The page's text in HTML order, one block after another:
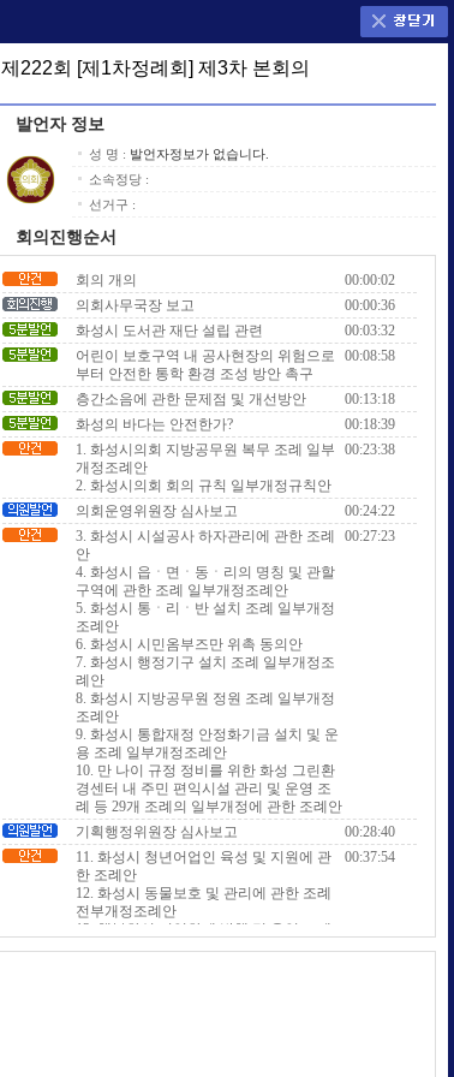
제222회 [제1차정례회] 제3차 본회의
발언자 정보
성 명 : 발언자정보가 없습니다.
소속정당 :
선거구 :
회의진행순서
회의 개의
00:00:02
의회사무국장 보고
00:00:36
화성시 도서관 재단 설립 관련
00:03:32
어린이 보호구역 내 공사현장의 위험으로
부터 안전한 통학 환경 조성 방안 촉구
00:08:58
층간소음에 관한 문제점 및 개선방안
00:13:18
화성의 바다는 안전한가?
00:18:39
1. 화성시의회 지방공무원 복무 조례 일부
개정조례안
2. 화성시의회 회의 규칙 일부개정규칙안
00:23:38
의회운영위원장 심사보고
00:24:22
3. 화성시 시설공사 하자관리에 관한 조례
안
4. 화성시 읍ㆍ면ㆍ동ㆍ리의 명칭 및 관할
구역에 관한 조례 일부개정조례안
5. 화성시 통ㆍ리ㆍ반 설치 조례 일부개정
조례안
6. 화성시 시민옴부즈만 위촉 동의안
7. 화성시 행정기구 설치 조례 일부개정조
례안
8. 화성시 지방공무원 정원 조례 일부개정
조례안
9. 화성시 통합재정 안정화기금 설치 및 운
용 조례 일부개정조례안
10. 만 나이 규정 정비를 위한 화성 그린환
경센터 내 주민 편익시설 관리 및 운영 조
례 등 29개 조례의 일부개정에 관한 조례안
00:27:23
기획행정위원장 심사보고
00:28:40
11. 화성시 청년어업인 육성 및 지원에 관
한 조례안
12. 화성시 동물보호 및 관리에 관한 조례
전부개정조례안
13. 행복화성 지역화폐 발행 및 운영 조례
일부개정조례안
00:37:54